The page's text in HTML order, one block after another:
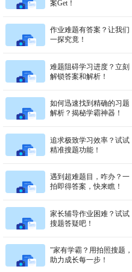
案Get！
作业难题有答案？让我们
一探究竟！
难题阻碍学习进度？立刻
解锁答案和解析！
如何迅速找到精确的习题
解析？揭秘学霸神器！
追求极致学习效率？试试
精准搜题功能！
遇到超难题目，咋办？一
拍即得答案，快来瞧！
家长辅导作业困难？试试
搜题答疑吧！
"家有学霸？用拍照搜题，
助力成长每一步！